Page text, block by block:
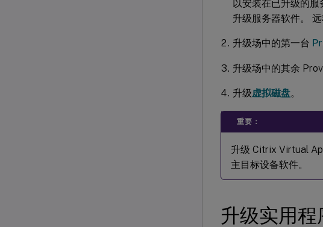
以安装在已升级的
升级服务器软件。
升级场中的第一台
升级场中的其余
升级虚拟磁盘。
重要：
升级 Citrix Virtual
主目标设备软件。
升级实用程